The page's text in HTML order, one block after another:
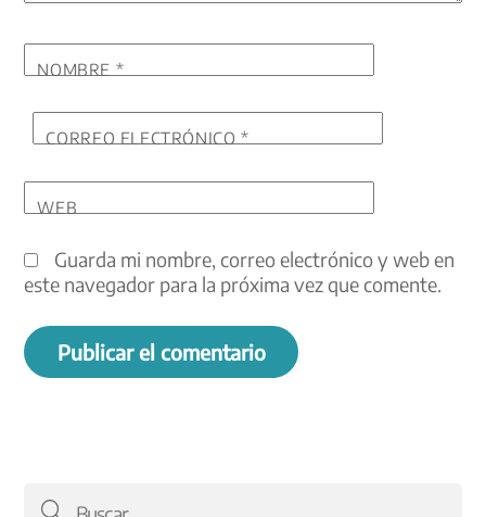
NOMBRE *
CORREO ELECTRÓNICO*
WEB
Guarda mi nombre, correo electrónico y web en
este navegador para la próxima vez que comente.